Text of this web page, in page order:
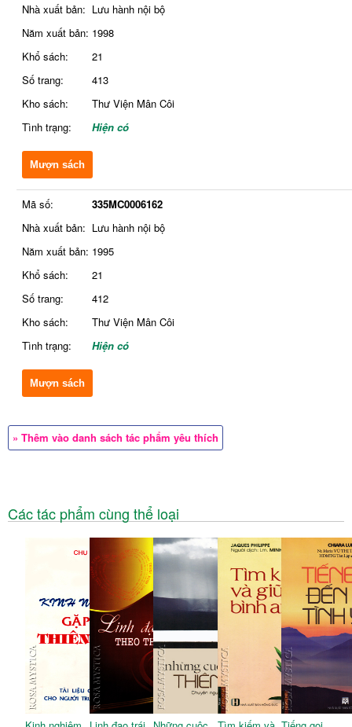
Nhà xuất bản: Lưu hành nội bộ
Năm xuất bản: 1998
Khổ sách:
21
Số trang:
413
Kho sách:
Thư Viện Mân Côi
Tình trạng:
Hiện có
Mượn sách
Mã số:
335MC0006162
Nhà xuất bản: Lưu hành nội bộ
Năm xuất bản: 1995
Khổ sách:
21
Số trang:
412
Kho sách:
Thư Viện Mân Côi
Tình trạng:
Hiện có
Mượn sách
» Thêm vào danh sách tác phẩm yêu thích
Các tác phẩm cùng thể loại